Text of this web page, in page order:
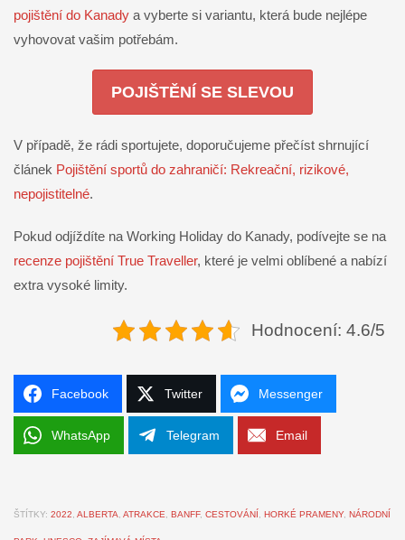
pojištění do Kanady a vyberte si variantu, která bude nejlépe
vyhovovat vašim potřebám.
POJIŠTĚNÍ SE SLEVOU
V případě, že rádi sportujete, doporučujeme přečíst shrnující
článek Pojištění sportů do zahraničí: Rekreační, rizikové,
nepojistitelné.
Pokud odjíždíte na Working Holiday do Kanady, podívejte se na
recenze pojištění True Traveller, které je velmi oblíbené a nabízí
extra vysoké limity.
Hodnocení: 4.6/5
Facebook Twitter Messenger
WhatsApp Telegram Email
ŠTÍTKY: 2022 ALBERTA ATRAKCE BANFF, CESTOVÁNÍ HORKÉ PRAMENY, NÁRODNÍ